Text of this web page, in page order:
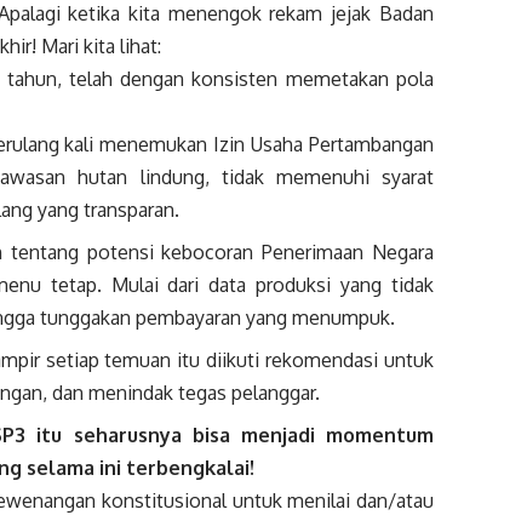
ketika kita menengok rekam jejak Badan
Mari kita lihat:
tahun, telah dengan konsisten memetakan pola
kali menemukan Izin Usaha Pertambangan
hutan lindung, tidak memenuhi syarat
yang transparan.
potensi kebocoran Penerimaan Negara
tetap. Mulai dari data produksi yang tidak
tunggakan pembayaran yang menumpuk.
setiap temuan itu diikuti rekomendasi untuk
dan menindak tegas pelanggar.
itu seharusnya bisa menjadi momentum
selama ini terbengkalai!
konstitusional untuk menilai dan/atau